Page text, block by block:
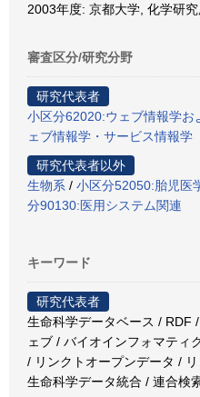
2003年度: 京都大学, 化学研
審査区分/研究分野
研究代表者
小区分62020:ウェブ情報学お
ェブ情報学・サービス情報学
研究代表者以外
生物系 / 小区分52050:胎児医
分90130:医用システム関連
キーワード
研究代表者
生命科学データベース / RDF
ェブ / バイオインフォマティ
/ リンクトオープンデータ /
生命科学データ統合 / 連合検